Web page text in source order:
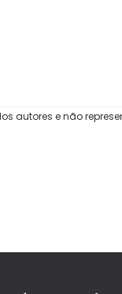
autores e não